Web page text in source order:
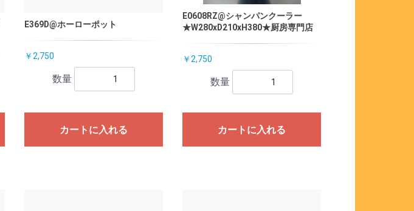
E369D@ホーローポット
￥2,750
数量
カートに入れる
E0608RZ@シャンパンクーラー
★W280xD210xH380★厨房専門店
￥2,750
数量
カートに入れる